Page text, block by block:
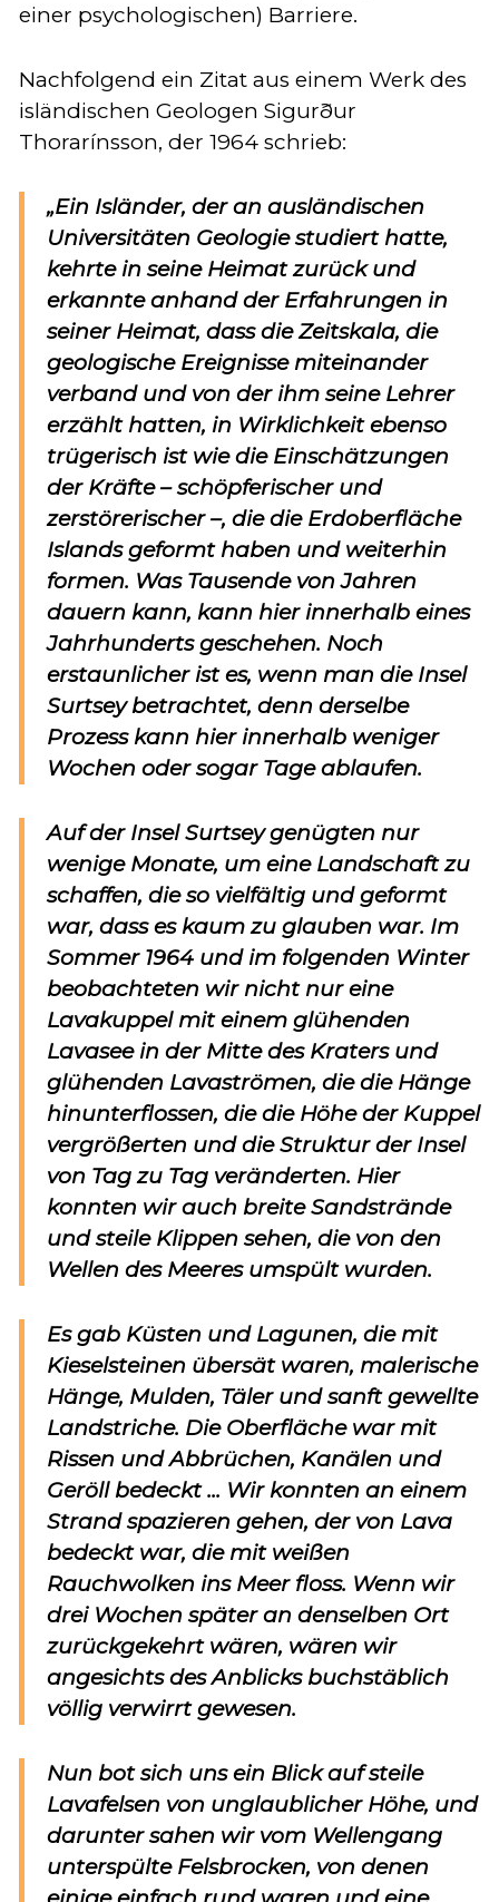
einer psychologischen) Barriere.
Nachfolgend ein Zitat aus einem Werk des
isländischen Geologen Sigurður
Thorarínsson, der 1964 schrieb:
„Ein Isländer, der an ausländischen
Universitäten Geologie studiert hatte,
kehrte in seine Heimat zurück und
erkannte anhand der Erfahrungen in
seiner Heimat, dass die Zeitskala, die
geologische Ereignisse miteinander
verband und von der ihm seine Lehrer
erzählt hatten, in Wirklichkeit ebenso
trügerisch ist wie die Einschätzungen
der Kräfte – schöpferischer und
zerstörerischer –, die die Erdoberfläche
Islands geformt haben und weiterhin
formen. Was Tausende von Jahren
dauern kann, kann hier innerhalb eines
Jahrhunderts geschehen. Noch
erstaunlicher ist es, wenn man die Insel
Surtsey betrachtet, denn derselbe
Prozess kann hier innerhalb weniger
Wochen oder sogar Tage ablaufen.
Auf der Insel Surtsey genügten nur
wenige Monate, um eine Landschaft zu
schaffen, die so vielfältig und geformt
war, dass es kaum zu glauben war. Im
Sommer 1964 und im folgenden Winter
beobachteten wir nicht nur eine
Lavakuppel mit einem glühenden
Lavasee in der Mitte des Kraters und
glühenden Lavaströmen, die die Hänge
hinunterflossen, die die Höhe der Kuppel
vergrößerten und die Struktur der Insel
von Tag zu Tag veränderten. Hier
konnten wir auch breite Sandstrände
und steile Klippen sehen, die von den
Wellen des Meeres umspült wurden.
Es gab Küsten und Lagunen, die mit
Kieselsteinen übersät waren, malerische
Hänge, Mulden, Täler und sanft gewellte
Landstriche. Die Oberfläche war mit
Rissen und Abbrüchen, Kanälen und
Geröll bedeckt ... Wir konnten an einem
Strand spazieren gehen, der von Lava
bedeckt war, die mit weißen
Rauchwolken ins Meer floss. Wenn wir
drei Wochen später an denselben Ort
zurückgekehrt wären, wären wir
angesichts des Anblicks buchstäblich
völlig verwirrt gewesen.
Nun bot sich uns ein Blick auf steile
Lavafelsen von unglaublicher Höhe, und
darunter sahen wir vom Wellengang
unterspülte Felsbrocken, von denen